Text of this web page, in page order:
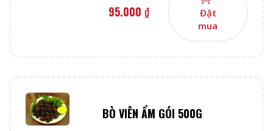
95.000 ₫
Đặt
mua
BÒ VIÊN ẨM GÓI 500G